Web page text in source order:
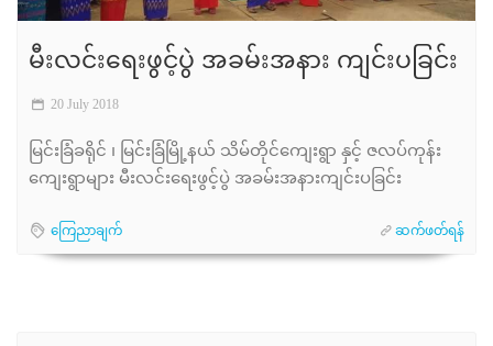
မီးလင်းရေးဖွင့်ပွဲ အခမ်းအနား ကျင်းပခြင်း
20 July 2018
မြင်းခြံခရိုင် ၊ မြင်းခြံမြို့နယ် သိမ်တိုင်ကျေးရွာ နှင့် ဇလပ်ကုန်း
ကျေးရွာများ မီးလင်းရေးဖွင့်ပွဲ အခမ်းအနားကျင်းပခြင်း
ကြေညာချက် ဆက်ဖတ်ရန်